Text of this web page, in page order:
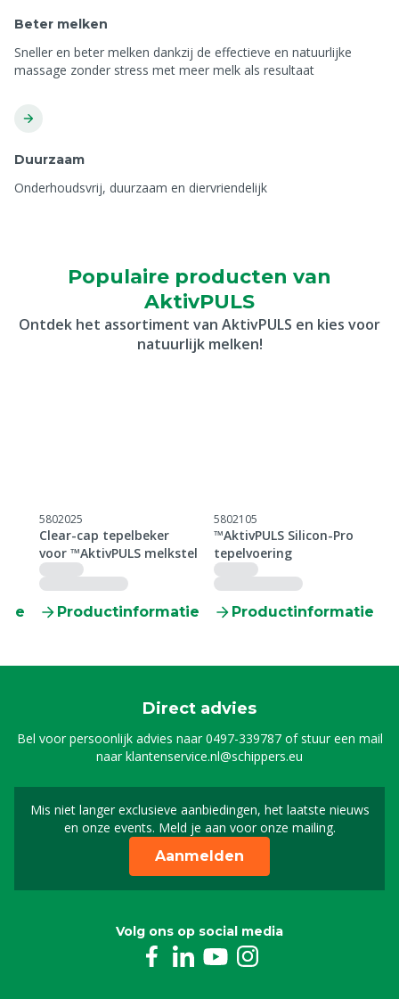
Beter melken
Sneller en beter melken dankzij de effectieve en natuurlijke
massage zonder stress met meer melk als resultaat
Duurzaam
Onderhoudsvrij, duurzaam en diervriendelijk
Populaire producten van
AktivPULS
Ontdek het assortiment van AktivPULS en kies voor
natuurlijk melken!
5802025
Clear-cap tepelbeker
voor ™AktivPULS melkstel
Productinformatie
5802105
™AktivPULS Silicon-Pro
tepelvoering
Productinformatie
Direct advies
Bel voor persoonlijk advies naar0497-339787of stuur een mail
naarklantenservice.nl@schippers.eu
Mis niet langer exclusieve aanbiedingen, het laatste nieuws
en onze events. Meld je aan voor onze mailing.
Schrijf je in voor onze
Aanmelden
Volg ons op social media